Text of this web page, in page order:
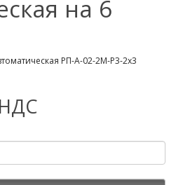
на 6
РП-А-02-2М-Р3-2х3